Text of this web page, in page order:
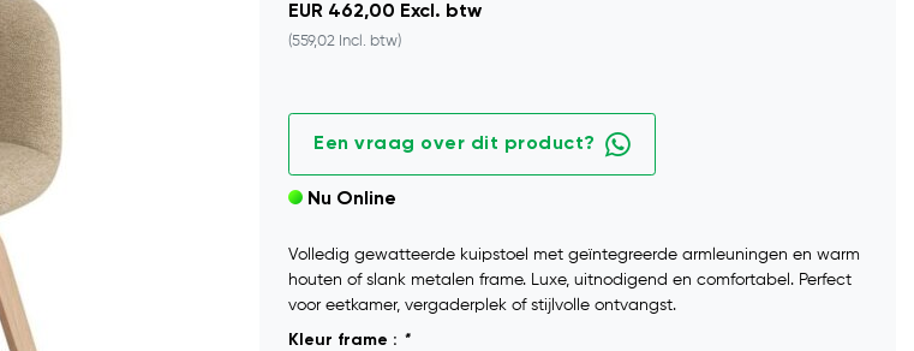
EUR 462,00 Excl. btw
(559,02 Incl. btw)
Een vraag over dit product?
Nu Online
Volledig gewatteerde kuipstoel met geïntegreerde armleuningen en warm
houten of slank metalen frame. Luxe, uitnodigend en comfortabel. Perfect
voor eetkamer, vergaderplek of stijlvolle ontvangst.
Kleur frame : *